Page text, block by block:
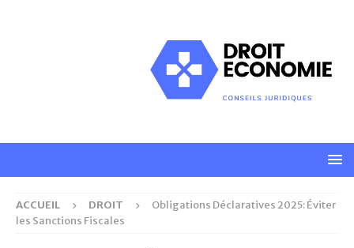
ACCUEIL DROIT
Obligations Déclaratives 2025: Éviter
les Sanctions Fiscales